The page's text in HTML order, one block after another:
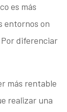
es más
entornos on
diferenciar
más rentable
realizar una